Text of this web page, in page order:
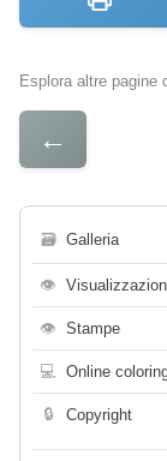
Esplora altre pagine
←
🗃 Galleria
👁
👁 Stampe
💻 Online
🔒 Copyright